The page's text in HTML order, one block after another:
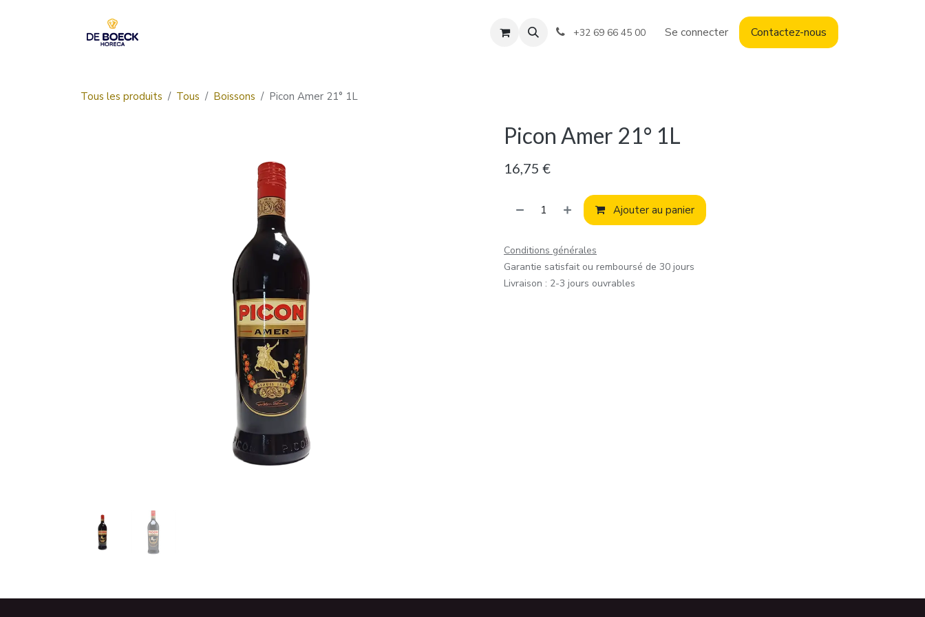
+32 69 66 45 00 Se connecter Contactez-nous
Tous les produits Tous Boissons Picon Amer 21° 1L
Picon Amer 21° 1L
16,75 €
Ajouter au panier
Conditions générales
Garantie satisfait ou remboursé de 30 jours
Livraison : 2-3 jours ouvrables